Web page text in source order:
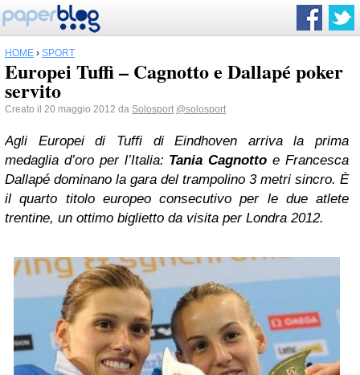
HOME › SPORT
Europei Tuffi – Cagnotto e Dallapé poker
servito
Creato il 20 maggio 2012 da Solosport @solosport
Agli Europei di Tuffi di Eindhoven arriva la prima
medaglia d’oro per l’Italia: Tania Cagnotto e Francesca
Dallapé dominano la gara del trampolino 3 metri sincro. È
il quarto titolo europeo consecutivo per le due atlete
trentine, un ottimo biglietto da visita per Londra 2012.